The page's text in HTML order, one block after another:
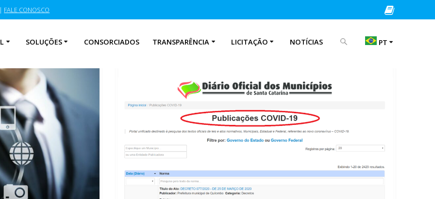
| FALE CONOSCO
SOLUÇÕES CONSORCIADOS TRANSPARÊNCIA LICITAÇÃO NOTÍCIAS PROCURAR POR:
PT